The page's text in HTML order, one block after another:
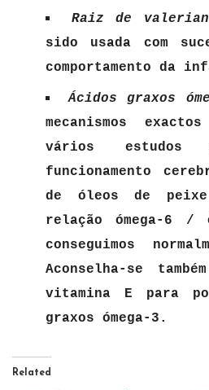
Raiz de
sido usada com
comportamento da
Ácidos graxos
mecanismos
vários estudos
funcionamento
de óleos de
relação ómega-6 /
conseguimos
Aconselha-se
vitamina E para
graxos ómega-3.
Related